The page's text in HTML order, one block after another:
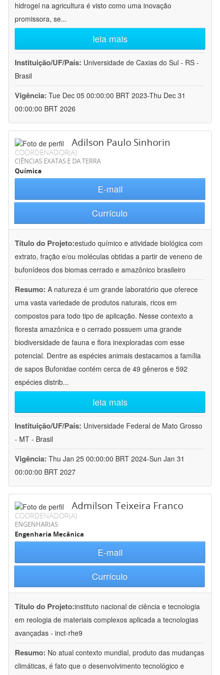
hidrogel na agricultura é visto como uma inovação
promissora, se...
leia mais
Instituição/UF/País: Universidade de Caxias do Sul - RS -
Brasil
Vigência: Tue Dec 05 00:00:00 BRT 2023-Thu Dec 31
00:00:00 BRT 2026
Adilson Paulo Sinhorin
COORDENADOR(A)
CIÊNCIAS EXATAS E DA TERRA
Química
E-mail
Currículo
Título do Projeto:estudo químico e atividade biológica com
extrato, fração e/ou moléculas obtidas a partir de veneno de
bufonídeos dos biomas cerrado e amazônico brasileiro
Resumo: A natureza é um grande laboratório que oferece
uma vasta variedade de produtos naturais, ricos em
compostos para todo tipo de aplicação. Nesse contexto a
floresta amazônica e o cerrado possuem uma grande
biodiversidade de fauna e flora inexploradas com esse
potencial. Dentre as espécies animais destacamos a família
de sapos Bufonidae contém cerca de 49 gêneros e 592
espécies distrib...
leia mais
Instituição/UF/País: Universidade Federal de Mato Grosso
- MT - Brasil
Vigência: Thu Jan 25 00:00:00 BRT 2024-Sun Jan 31
00:00:00 BRT 2027
Admilson Teixeira Franco
COORDENADOR(A)
ENGENHARIAS
Engenharia Mecânica
E-mail
Currículo
Título do Projeto:instituto nacional de ciência e tecnologia
em reologia de materiais complexos aplicada a tecnologias
avançadas - inct-rhe9
Resumo: No atual contexto mundial, produto das mudanças
climáticas, é fato que o desenvolvimento tecnológico e